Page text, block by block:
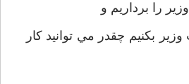
را برداريم و
بکنيم چقدر مي توانيد کار